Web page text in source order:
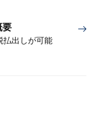
要
払出しが可能